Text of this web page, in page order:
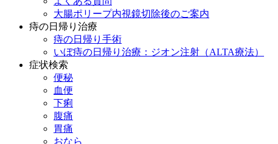
大腸ポリープ内視鏡切除後のご案内
痔の日帰り治療
痔の日帰り手術
いぼ痔の日帰り治療：ジオン注射（ALTA療法）
症状検索
便秘
血便
下痢
腹痛
胃痛
おなら